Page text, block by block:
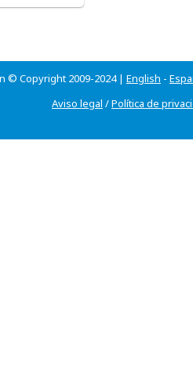
© Copyright 2009-2024 | English -
Aviso legal /Política de